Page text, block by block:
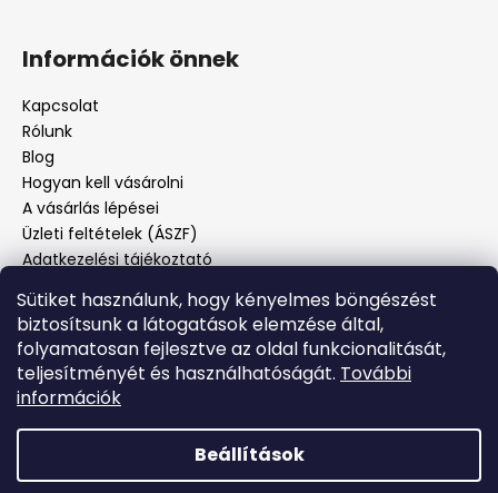
Sütiket használunk, hogy kényelmes böngészést
biztosítsunk a látogatások elemzése által,
folyamatosan fejlesztve az oldal funkcionalitását,
teljesítményét és használhatóságát. További
információk
Beállítások
Információk önnek
Kapcsolat
Rólunk
Blog
Hogyan kell vásárolni
A vásárlás lépései
Üzleti feltételek (ÁSZF)
Adatkezelési tájékoztató
Panaszjelenté
Facebook